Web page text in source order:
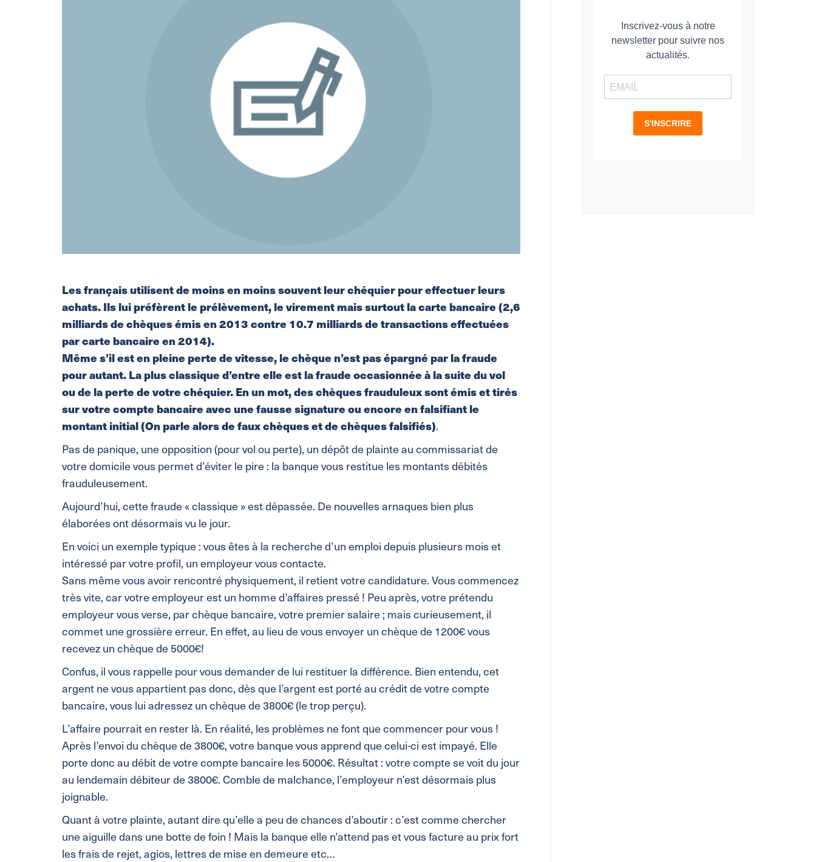
Les français utilisent de moins en moins souvent leur chéquier pour effectuer leurs
achats. Ils lui préfèrent le prélèvement, le virement mais surtout la carte bancaire (2,6
milliards de chèques émis en 2013 contre 10.7 milliards de transactions effectuées
par carte bancaire en 2014).
Même s’il est en pleine perte de vitesse, le chèque n’est pas épargné par la fraude
pour autant. La plus classique d’entre elle est la fraude occasionnée à la suite du vol
ou de la perte de votre chéquier. En un mot, des chèques frauduleux sont émis et tirés
sur votre compte bancaire avec une fausse signature ou encore en falsifiant le
montant initial (On parle alors de faux chèques et de chèques falsifiés).
Pas de panique, une opposition (pour vol ou perte), un dépôt de plainte au commissariat de
votre domicile vous permet d’éviter le pire : la banque vous restitue les montants débités
frauduleusement.
Aujourd’hui, cette fraude « classique » est dépassée. De nouvelles arnaques bien plus
élaborées ont désormais vu le jour.
En voici un exemple typique : vous êtes à la recherche d’un emploi depuis plusieurs mois et
intéressé par votre profil, un employeur vous contacte.
Sans même vous avoir rencontré physiquement, il retient votre candidature. Vous commencez
très vite, car votre employeur est un homme d’affaires pressé ! Peu après, votre prétendu
employeur vous verse, par chèque bancaire, votre premier salaire ; mais curieusement, il
commet une grossière erreur. En effet, au lieu de vous envoyer un chèque de 1200€ vous
recevez un chèque de 5000€!
Confus, il vous rappelle pour vous demander de lui restituer la différence. Bien entendu, cet
argent ne vous appartient pas donc, dès que l’argent est porté au crédit de votre compte
bancaire, vous lui adressez un chèque de 3800€ (le trop perçu).
L’affaire pourrait en rester là. En réalité, les problèmes ne font que commencer pour vous !
Après l’envoi du chèque de 3800€, votre banque vous apprend que celui-ci est impayé. Elle
porte donc au débit de votre compte bancaire les 5000€. Résultat : votre compte se voit du jour
au lendemain débiteur de 3800€. Comble de malchance, l’employeur n’est désormais plus
joignable.
Quant à votre plainte, autant dire qu’elle a peu de chances d’aboutir : c’est comme chercher
une aiguille dans une botte de foin ! Mais la banque elle n’attend pas et vous facture au prix fort
les frais de rejet, agios, lettres de mise en demeure etc…